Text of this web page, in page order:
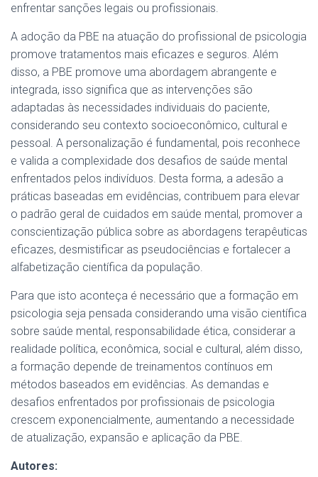
enfrentar sanções legais ou profissionais.
A adoção da PBE na atuação do profissional de psicologia
promove tratamentos mais eficazes e seguros. Além
disso, a PBE promove uma abordagem abrangente e
integrada, isso significa que as intervenções são
adaptadas às necessidades individuais do paciente,
considerando seu contexto socioeconômico, cultural e
pessoal. A personalização é fundamental, pois reconhece
e valida a complexidade dos desafios de saúde mental
enfrentados pelos indivíduos. Desta forma, a adesão a
práticas baseadas em evidências, contribuem para elevar
o padrão geral de cuidados em saúde mental, promover a
conscientização pública sobre as abordagens terapêuticas
eficazes, desmistificar as pseudociências e fortalecer a
alfabetização científica da população.
Para que isto aconteça é necessário que a formação em
psicologia seja pensada considerando uma visão científica
sobre saúde mental, responsabilidade ética, considerar a
realidade política, econômica, social e cultural, além disso,
a formação depende de treinamentos contínuos em
métodos baseados em evidências. As demandas e
desafios enfrentados por profissionais de psicologia
crescem exponencialmente, aumentando a necessidade
de atualização, expansão e aplicação da PBE.
Autores: